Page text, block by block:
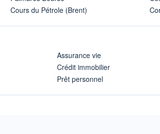
Cours du Pétrole (Brent)
Assurance vie
Crédit immobilier
Prêt personnel